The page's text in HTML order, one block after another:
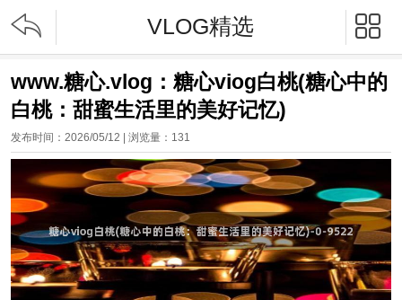
 VLOG精选 
www.糖心.vlog：糖心viog白桃(糖心中的
白桃：甜蜜生活里的美好记忆)
发布时间：2026/05/12 | 浏览量： 131